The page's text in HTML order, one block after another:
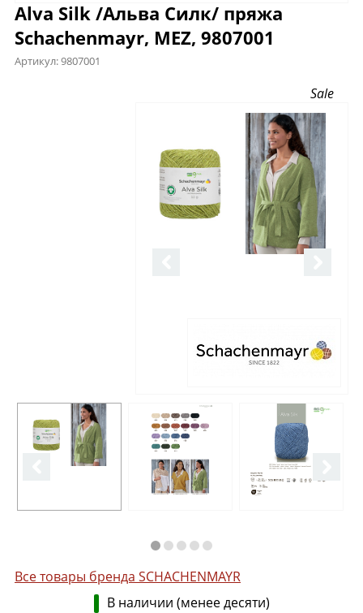
Alva Silk /Альва Силк/ пряжа
Schachenmayr, MEZ, 9807001
Артикул:9807001
Sale
Все товары бренда SCHACHENMAYR
В наличии (менее десяти)